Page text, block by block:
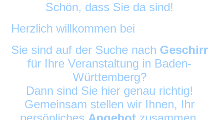
Schön, dass Sie da sind!
Herzlich willkommen bei
Sie sind auf der Suche nach Geschirr
für Ihre Veranstaltung in Baden-
Württemberg?
Dann sind Sie hier genau richtig!
Gemeinsam stellen wir Ihnen, Ihr